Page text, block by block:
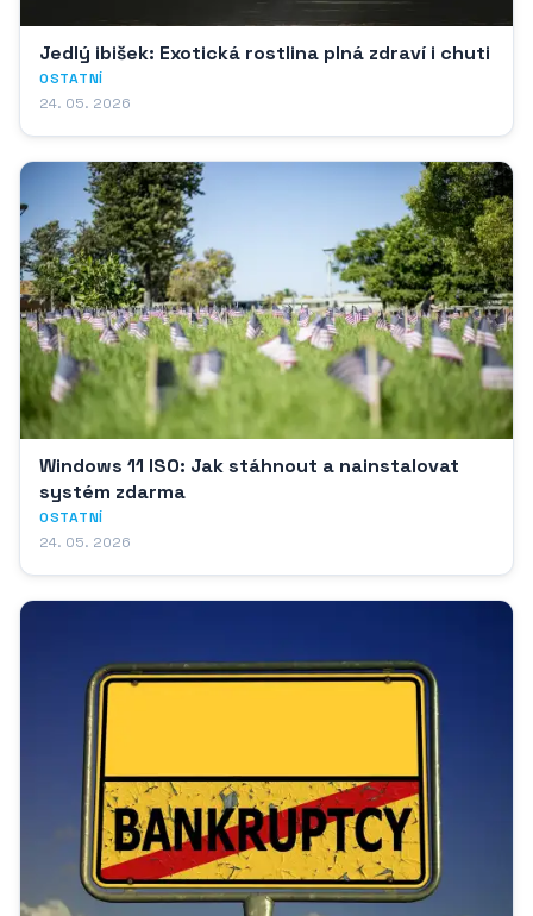
Jedlý ibišek: Exotická rostlina plná zdraví i chuti
OSTATNÍ
24. 05. 2026
Windows 11 ISO: Jak stáhnout a nainstalovat
systém zdarma
OSTATNÍ
24. 05. 2026